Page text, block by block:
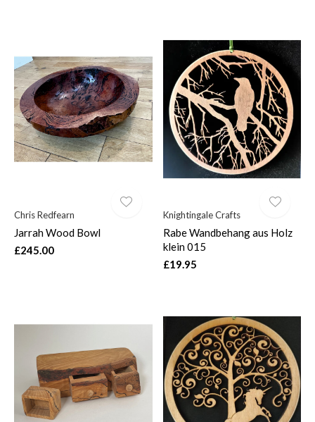
Chris Redfearn
Jarrah Wood Bowl
£245.00
Knightingale Crafts
Rabe Wandbehang aus Holz
klein 015
£19.95